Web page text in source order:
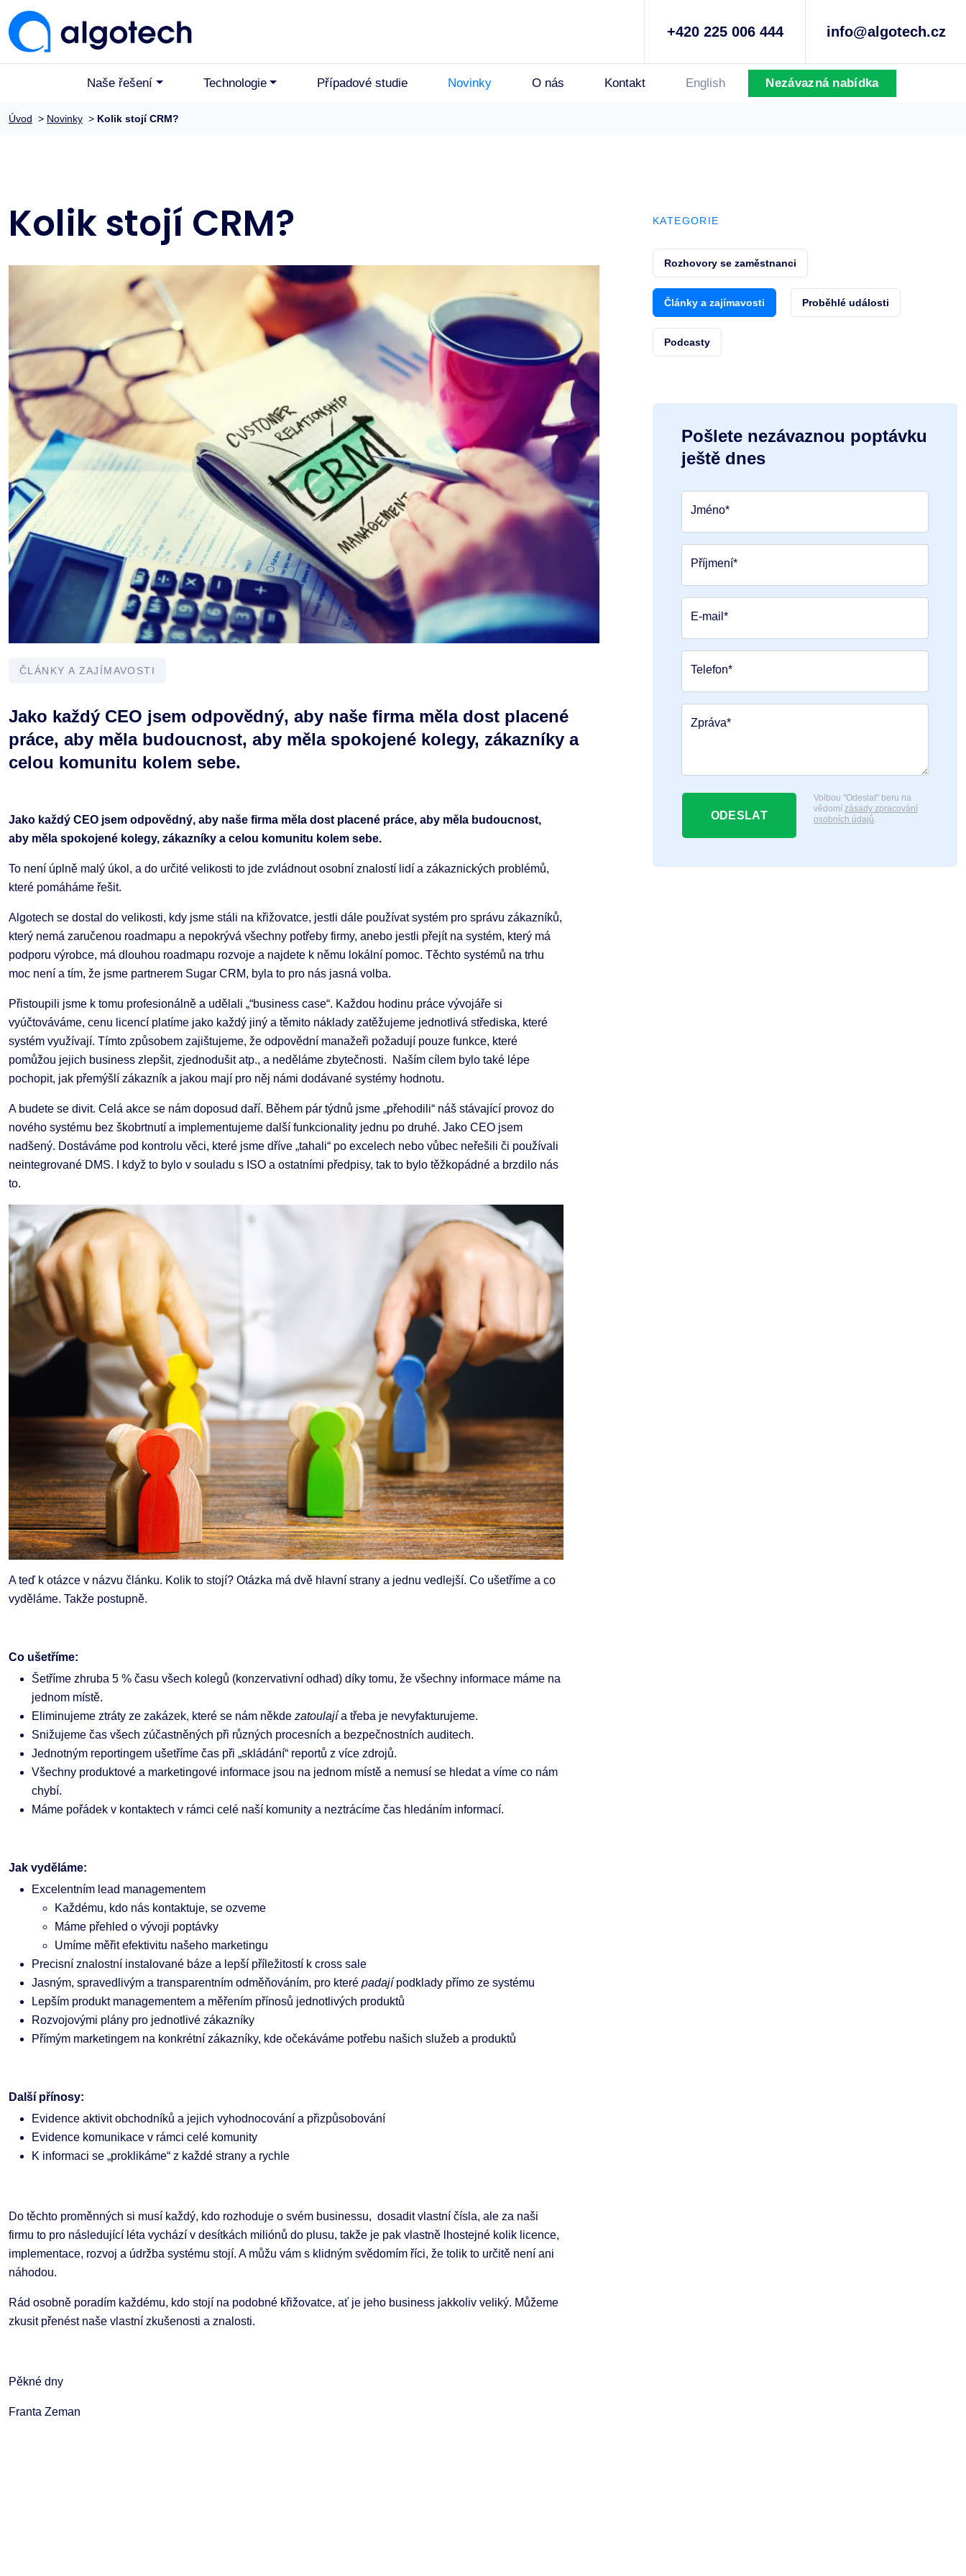
+420 225 006 444 info@algotech.cz
Naše řešení Technologie Případové studie Novinky O nás Kontakt English Nezávazná nabídka
Úvod > Novinky > Kolik stojí CRM?
Kolik stojí CRM?
ČLÁNKY A ZAJÍMAVOSTI
Jako každý CEO jsem odpovědný, aby naše firma měla dost placené
práce, aby měla budoucnost, aby měla spokojené kolegy, zákazníky a
celou komunitu kolem sebe.
Jako každý CEO jsem odpovědný, aby naše firma měla dost placené práce, aby měla budoucnost,
aby měla spokojené kolegy, zákazníky a celou komunitu kolem sebe.
To není úplně malý úkol, a do určité velikosti to jde zvládnout osobní znalostí lidí a zákaznických problémů,
které pomáháme řešit.
Algotech se dostal do velikosti, kdy jsme stáli na křižovatce, jestli dále používat systém pro správu zákazníků,
který nemá zaručenou roadmapu a nepokrývá všechny potřeby firmy, anebo jestli přejít na systém, který má
podporu výrobce, má dlouhou roadmapu rozvoje a najdete k němu lokální pomoc. Těchto systémů na trhu
moc není a tím, že jsme partnerem Sugar CRM, byla to pro nás jasná volba.
Přistoupili jsme k tomu profesionálně a udělali „“business case“. Každou hodinu práce vývojáře si
vyúčtováváme, cenu licencí platíme jako každý jiný a těmito náklady zatěžujeme jednotlivá střediska, které
systém využívají. Tímto způsobem zajištujeme, že odpovědní manažeři požadují pouze funkce, které
pomůžou jejich business zlepšit, zjednodušit atp., a neděláme zbytečnosti. Naším cílem bylo také lépe
pochopit, jak přemýšlí zákazník a jakou mají pro něj námi dodávané systémy hodnotu.
A budete se divit. Celá akce se nám doposud daří. Během pár týdnů jsme „přehodili“ náš stávající provoz do
nového systému bez škobrtnutí a implementujeme další funkcionality jednu po druhé. Jako CEO jsem
nadšený. Dostáváme pod kontrolu věci, které jsme dříve „tahali“ po excelech nebo vůbec neřešili či používali
neintegrované DMS. I když to bylo v souladu s ISO a ostatními předpisy, tak to bylo těžkopádné a brzdilo nás
to.
A teď k otázce v názvu článku. Kolik to stojí? Otázka má dvě hlavní strany a jednu vedlejší. Co ušetříme a co
vyděláme. Takže postupně.
Co ušetříme:
Šetříme zhruba 5 % času všech kolegů (konzervativní odhad) díky tomu, že všechny informace máme na
jednom místě.
Eliminujeme ztráty ze zakázek, které se nám někde zatoulajía třeba je nevyfakturujeme.
Snižujeme čas všech zúčastněných při různých procesních a bezpečnostních auditech.
Jednotným reportingem ušetříme čas při „skládání“ reportů z více zdrojů.
Všechny produktové a marketingové informace jsou na jednom místě a nemusí se hledat a víme co nám
chybí.
Máme pořádek v kontaktech v rámci celé naší komunity a neztrácíme čas hledáním informací.
Jak vyděláme:
Excelentním lead managementem
Každému, kdo nás kontaktuje, se ozveme
Máme přehled o vývoji poptávky
Umíme měřit efektivitu našeho marketingu
Precisní znalostní instalované báze a lepší příležitostí k cross sale
Jasným, spravedlivým a transparentním odměňováním, pro které padajípodklady přímo ze systému
Lepším produkt managementem a měřením přínosů jednotlivých produktů
Rozvojovými plány pro jednotlivé zákazníky
Přímým marketingem na konkrétní zákazníky, kde očekáváme potřebu našich služeb a produktů
Další přínosy:
Evidence aktivit obchodníků a jejich vyhodnocování a přizpůsobování
Evidence komunikace v rámci celé komunity
K informaci se „proklikáme“ z každé strany a rychle
Do těchto proměnných si musí každý, kdo rozhoduje o svém businessu, dosadit vlastní čísla, ale za naši
firmu to pro následující léta vychází v desítkách miliónů do plusu, takže je pak vlastně lhostejné kolik licence,
implementace, rozvoj a údržba systému stojí. A můžu vám s klidným svědomím říci, že tolik to určitě není ani
náhodou.
Rád osobně poradím každému, kdo stojí na podobné křižovatce, ať je jeho business jakkoliv veliký. Můžeme
zkusit přenést naše vlastní zkušenosti a znalosti.
Pěkné dny
Franta Zeman
KATEGORIE
Rozhovory se zaměstnanci
Články a zajímavosti Proběhlé události
Podcasty
Pošlete nezávaznou poptávku
ještě dnes
Jméno*
Příjmení*
E-mail*
Telefon*
Zpráva*
ODESLAT
Volbou "Odeslat" beru na
vědomí zásady zpracování
osobních údajů.